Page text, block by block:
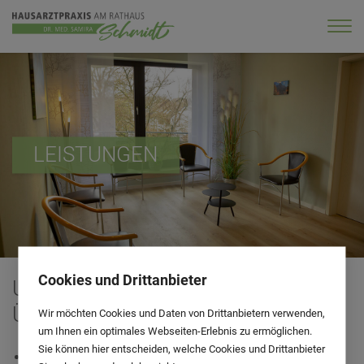
Cookies und Drittanbieter
Wir möchten Cookies und Daten von Drittanbietern verwenden,
um Ihnen ein optimales Webseiten-Erlebnis zu ermöglichen.
Sie können hier entscheiden, welche Cookies und Drittanbieter
LEISTUNGEN
UNSERE LEISTUNGEN IM
ÜBERBLICK:
Allgemeine hausärztliche Untersuchungen